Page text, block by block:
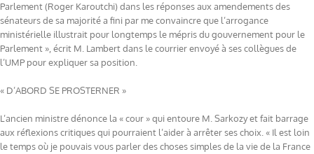
Parlement (Roger Karoutchi) dans les réponses aux amendements des
sénateurs de sa majorité a fini par me convaincre que l’arrogance
ministérielle illustrait pour longtemps le mépris du gouvernement pour le
Parlement », écrit M. Lambert dans le courrier envoyé à ses collègues de
l’UMP pour expliquer sa position.
« D’ABORD SE PROSTERNER »
L’ancien ministre dénonce la « cour » qui entoure M. Sarkozy et fait barrage
aux réflexions critiques qui pourraient l’aider à arrêter ses choix. « Il est loin
le temps où je pouvais vous parler des choses simples de la vie de la France